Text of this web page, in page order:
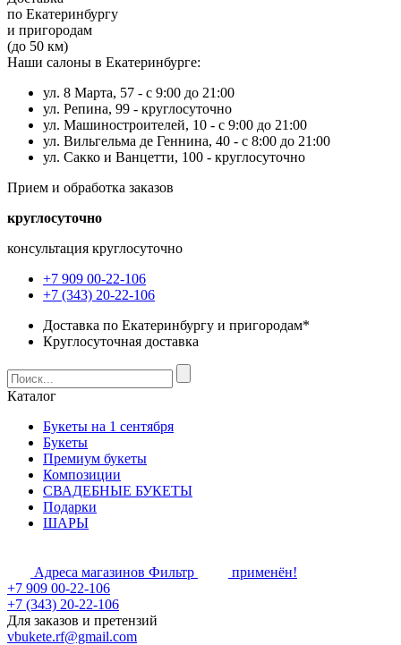
по Екатеринбургу
и пригородам
(до 50 км)
Наши салоны в Екатеринбурге:
ул. 8 Марта, 57 - с 9:00 до 21:00
ул. Репина, 99 - круглосуточно
ул. Машиностроителей, 10 - с 9:00 до 21:00
ул. Вильгельма де Геннина, 40 - с 8:00 до 21:00
ул. Сакко и Ванцетти, 100 - круглосуточно
Прием и обработка заказов
круглосуточно
консультация круглосуточно
+7 909 00-22-106
+7 (343) 20-22-106
Доставка по Екатеринбургу и пригородам*
Круглосуточная доставка
Каталог
Букеты на 1 сентября
Букеты
Премиум букеты
Композиции
СВАДЕБНЫЕ БУКЕТЫ
Подарки
ШАРЫ
Адреса магазинов Фильтр
применён!
+7 909 00-22-106
+7 (343) 20-22-106
Для заказов и претензий
vbukete.rf@gmail.com